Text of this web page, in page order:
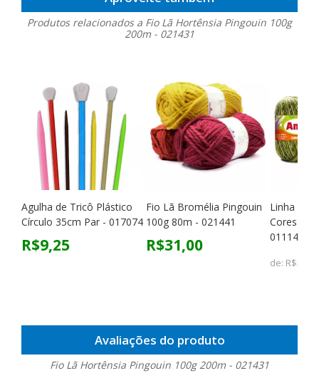
Produtos relacionados a Fio Lã Hortênsia Pingouin 100g
200m - 021431
Agulha de Tricô Plástico
Círculo 35cm Par - 017074
R$9,25
Fio Lã Bromélia Pingouin
100g 80m - 021441
R$31,00
Linha
Cores
011145
de: R$22,25
Avaliações do produto
Fio Lã Hortênsia Pingouin 100g 200m - 021431